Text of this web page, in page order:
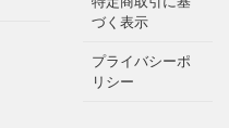
づく表示
プライバシーポ
リシー